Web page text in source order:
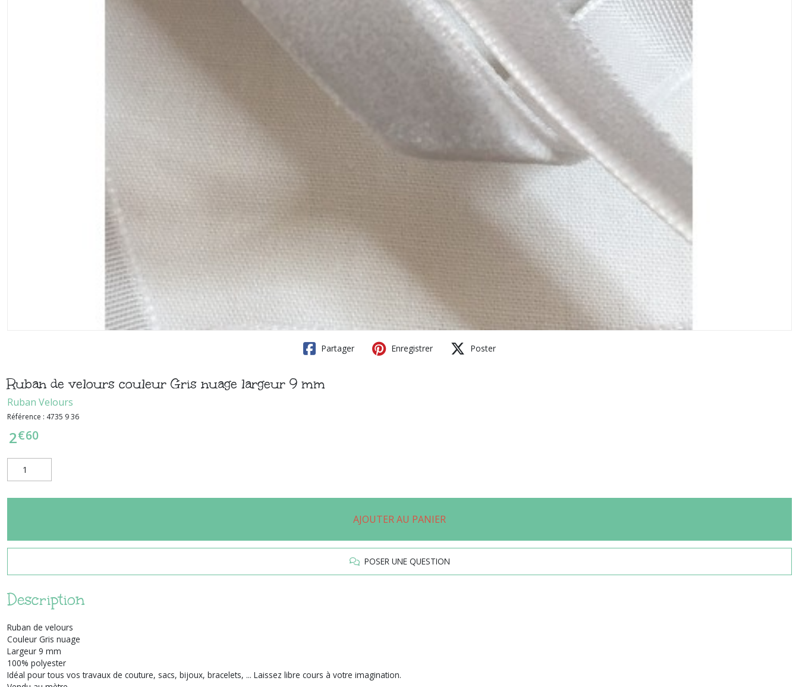
Partager Enregistrer Poster
Ruban de velours couleur Gris nuage largeur 9 mm
Ruban Velours
Référence : 4735 9 36
2€60
AJOUTER AU PANIER
POSER UNE QUESTION
Description
Ruban de velours
Couleur Gris nuage
Largeur 9 mm
100% polyester
Idéal pour tous vos travaux de couture, sacs, bijoux, bracelets, ... Laissez libre cours à votre imagination.